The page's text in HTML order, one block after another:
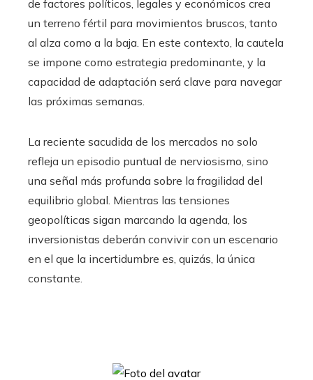
de factores políticos, legales y económicos crea
un terreno fértil para movimientos bruscos, tanto
al alza como a la baja. En este contexto, la cautela
se impone como estrategia predominante, y la
capacidad de adaptación será clave para navegar
las próximas semanas.
La reciente sacudida de los mercados no solo
refleja un episodio puntual de nerviosismo, sino
una señal más profunda sobre la fragilidad del
equilibrio global. Mientras las tensiones
geopolíticas sigan marcando la agenda, los
inversionistas deberán convivir con un escenario
en el que la incertidumbre es, quizás, la única
constante.